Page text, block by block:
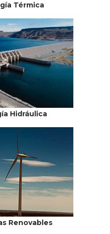
Térmica
Hidráulica
Renovables